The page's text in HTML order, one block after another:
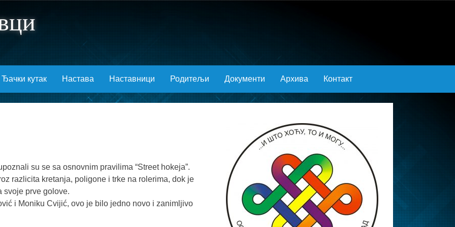
Ђачки кутак Настава Наставници Родитељи Документи Архива Контакт
su se sa osnovnim pravilima “Street hokeja”.
razlicita kretanja, poligone i trke na rolerima, dok je
svoje prve golove.
i Moniku Cvijić, ovo je bilo jedno novo i zanimljivo